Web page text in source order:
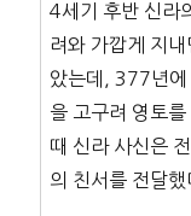
4세기 후반 신라
려와 가깝게 지
았는데, 377년에
을 고구려 영토를
때 신라 사신은
의 친서를 전달했